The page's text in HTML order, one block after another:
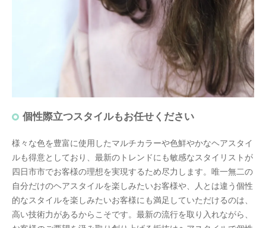
個性際立つスタイルもお任せください
様々な色を豊富に使用したマルチカラーや色鮮やかなヘアスタイ
ルも得意としており、最新のトレンドにも敏感なスタイリストが
四日市市でお客様の理想を実現するため尽力します。唯一無二の
自分だけのヘアスタイルを楽しみたいお客様や、人とは違う個性
的なスタイルを楽しみたいお客様にも満足していただけるのは、
高い技術力があるからこそです。最新の流行を取り入れながら、